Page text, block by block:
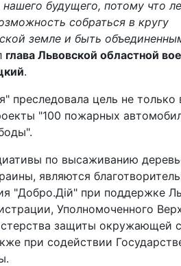
будущего, потому что
собраться в кругу
земле и быть
глава Львовской областной
.
преследовала цель не только
"100 пожарных
по высаживанию
являются
"Добро.Дій" при поддержке
Уполномоченного
защиты окружающей
при содействии